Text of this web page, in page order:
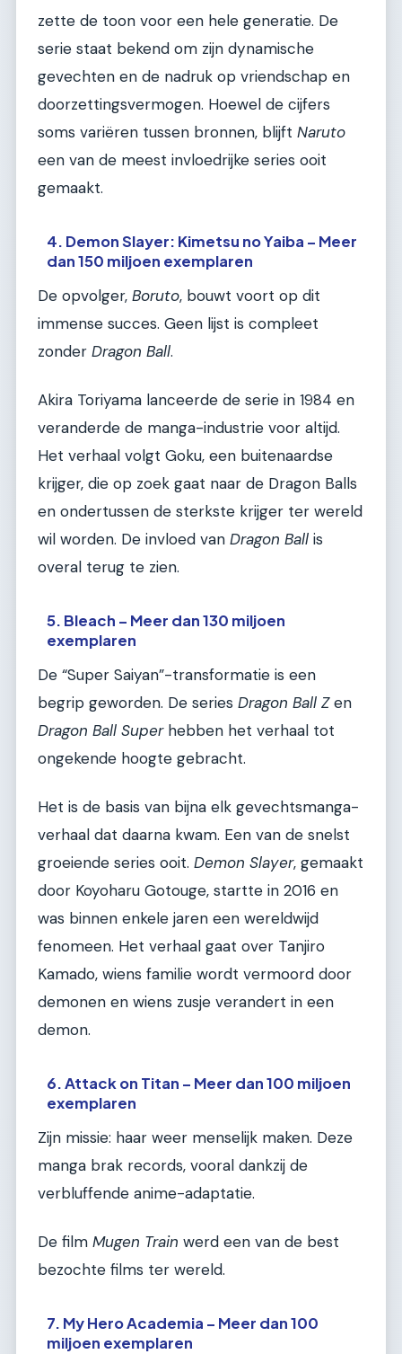
zette de toon voor een hele generatie. De
serie staat bekend om zijn dynamische
gevechten en de nadruk op vriendschap en
doorzettingsvermogen. Hoewel de cijfers
soms variëren tussen bronnen, blijft Naruto
een van de meest invloedrijke series ooit
gemaakt.
4. Demon Slayer: Kimetsu no Yaiba – Meer
dan 150 miljoen exemplaren
De opvolger, Boruto, bouwt voort op dit
immense succes. Geen lijst is compleet
zonder Dragon Ball.
Akira Toriyama lanceerde de serie in 1984 en
veranderde de manga-industrie voor altijd.
Het verhaal volgt Goku, een buitenaardse
krijger, die op zoek gaat naar de Dragon Balls
en ondertussen de sterkste krijger ter wereld
wil worden. De invloed van Dragon Ball is
overal terug te zien.
5. Bleach – Meer dan 130 miljoen
exemplaren
De “Super Saiyan”-transformatie is een
begrip geworden. De series Dragon Ball Zen
Dragon Ball Superhebben het verhaal tot
ongekende hoogte gebracht.
Het is de basis van bijna elk gevechtsmanga-
verhaal dat daarna kwam. Een van de snelst
groeiende series ooit. Demon Slayer, gemaakt
door Koyoharu Gotouge, startte in 2016 en
was binnen enkele jaren een wereldwijd
fenomeen. Het verhaal gaat over Tanjiro
Kamado, wiens familie wordt vermoord door
demonen en wiens zusje verandert in een
demon.
6. Attack on Titan – Meer dan 100 miljoen
exemplaren
Zijn missie: haar weer menselijk maken. Deze
manga brak records, vooral dankzij de
verbluffende anime-adaptatie.
De film Mugen Train werd een van de best
bezochte films ter wereld.
7. My Hero Academia – Meer dan 100
miljoen exemplaren